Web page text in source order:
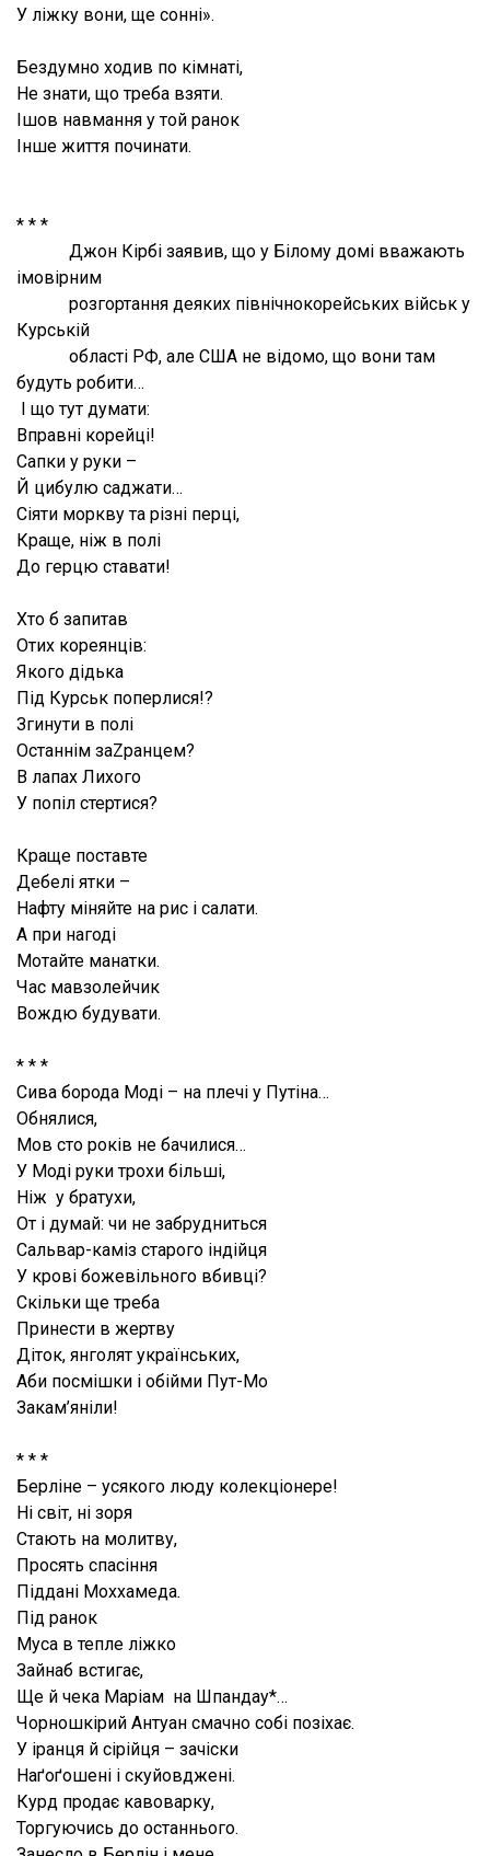
У ліжку вони, ще сонні».
Бездумно ходив по кімнаті,
Не знати, що треба взяти.
Ішов навмання у той ранок
Інше життя починати.
* * *
Джон Кірбі заявив, що у Білому домі вважають
імовірним
розгортання деяких північнокорейських військ у
Курській
області РФ, але США не відомо, що вони там
будуть робити…
І що тут думати:
Вправні корейці!
Сапки у руки –
Й цибулю саджати…
Сіяти моркву та різні перці,
Краще, ніж в полі
До герцю ставати!
Хто б запитав
Отих кореянців:
Якого дідька
Під Курськ поперлися!?
Згинути в полі
Останнім заZранцем?
В лапах Лихого
У попіл стертися?
Краще поставте
Дебелі ятки –
Нафту міняйте на рис і салати.
А при нагоді
Мотайте манатки.
Час мавзолейчик
Вождю будувати.
* * *
Сива борода Моді – на плечі у Путіна…
Обнялися,
Мов сто років не бачилися…
У Моді руки трохи більші,
Ніж у братухи,
От і думай: чи не забрудниться
Сальвар-каміз старого індійця
У крові божевільного вбивці?
Скільки ще треба
Принести в жертву
Діток, янголят українських,
Аби посмішки і обійми Пут-Мо
Закам’яніли!
* * *
Берліне – усякого люду колекціонере!
Ні світ, ні зоря
Стають на молитву,
Просять спасіння
Піддані Моххамеда.
Під ранок
Муса в тепле ліжко
Зайнаб встигає,
Ще й чека Маріам на Шпандау*…
Чорношкірий Антуан смачно собі позіхає.
У іранця й сірійця – зачіски
Наґоґошені і скуйовджені.
Курд продає кавоварку,
Торгуючись до останнього.